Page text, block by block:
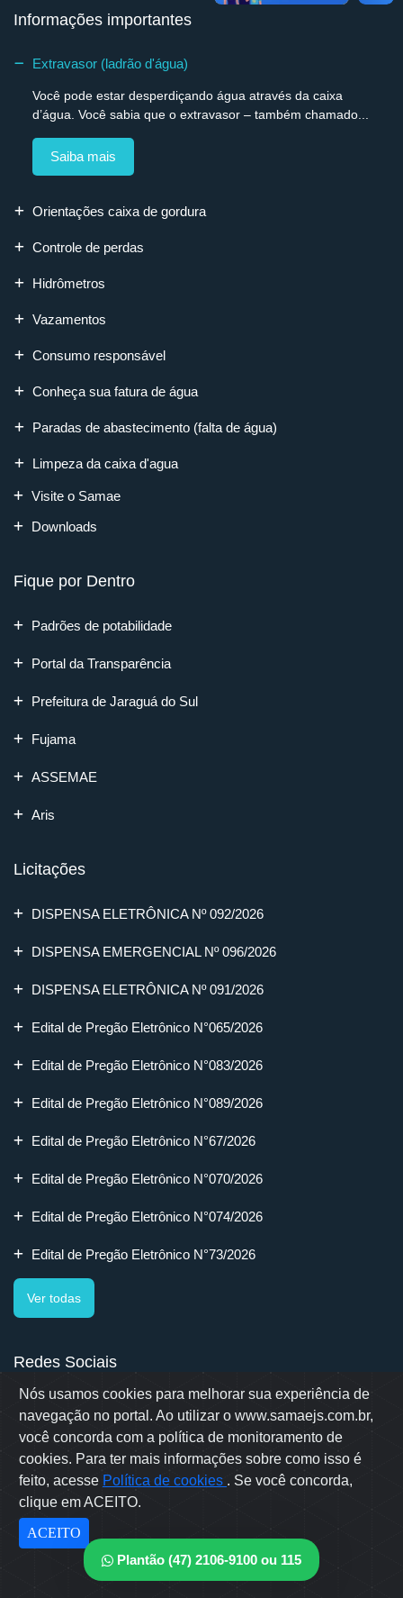
Nós usamos cookies para melhorar sua experiência de
navegação no portal. Ao utilizar o www.samaejs.com.br,
você concorda com a política de monitoramento de
cookies. Para ter mais informações sobre como isso é
feito, acesse Política de cookies . Se você concorda,
clique em ACEITO.
ACEITO
Informações importantes
Extravasor (ladrão d'água)
Você pode estar desperdiçando água através da caixa
d’água. Você sabia que o extravasor – também chamado...
Saiba mais
Orientações caixa de gordura
Controle de perdas
Hidrômetros
Vazamentos
Consumo responsável
Conheça sua fatura de água
Paradas de abastecimento (falta de água)
Limpeza da caixa d'agua
Visite o Samae
Downloads
Fique por Dentro
Padrões de potabilidade
Portal da Transparência
Prefeitura de Jaraguá do Sul
Fujama
ASSEMAE
Aris
Licitações
DISPENSA ELETRÔNICA Nº 092/2026
DISPENSA EMERGENCIAL Nº 096/2026
DISPENSA ELETRÔNICA Nº 091/2026
Edital de Pregão Eletrônico N°065/2026
Edital de Pregão Eletrônico N°083/2026
Edital de Pregão Eletrônico N°089/2026
Edital de Pregão Eletrônico N°67/2026
Edital de Pregão Eletrônico N°070/2026
Edital de Pregão Eletrônico N°074/2026
Edital de Pregão Eletrônico N°73/2026
Ver todas
Redes Sociais
Rua Erwino Menegotti, 478 - Bairro Água Verde - Jaraguá do Sul
- SC
Samae © 2022 - Todos os direitos reservados
Desenvolvido por: OWL Mídia Agência Digital
Plantão (47) 2106-9100 ou 115